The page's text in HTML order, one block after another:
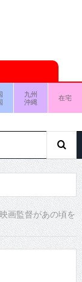
九州
沖縄
在宅
画監督があの頃を